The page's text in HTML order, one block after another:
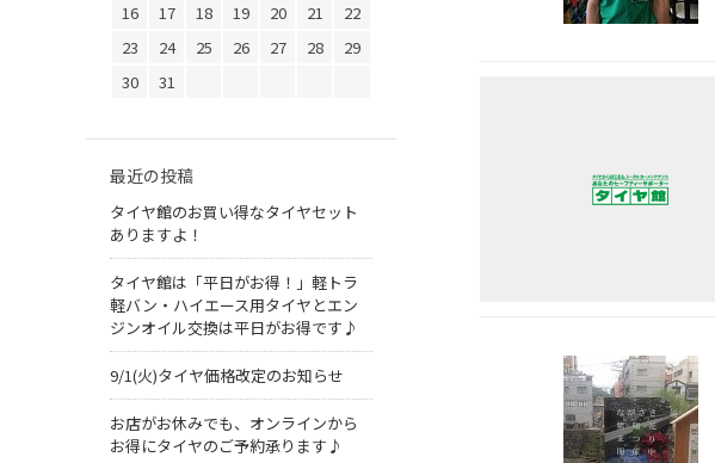
16
17 18 19 20 21
22
23
24 25 26 27 28
29
30
31
最近の投稿
タイヤ館のお買い得なタイヤセット
ありますよ！
タイヤ館は「平日がお得！」軽トラ
軽バン・ハイエース用タイヤとエン
ジンオイル交換は平日がお得です♪
9/1(火)タイヤ価格改定のお知らせ
お店がお休みでも、オンラインから
お得にタイヤのご予約承ります♪